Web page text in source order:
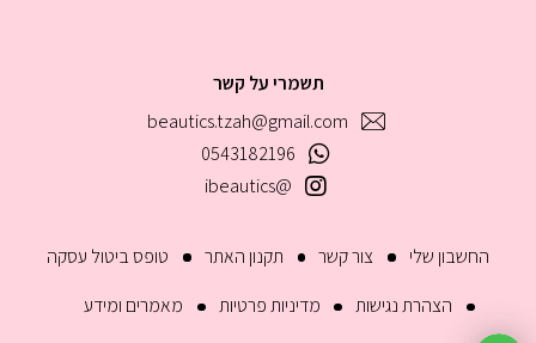
החשבון שלי צור קשר תקנון האתר
טופס ביטול עסקה
הצהרת נגישות
מדיניות פרטיות מאמרים ומידע
תשמרי על קשר
beautics.tzah@gmail.com
0543182196
@ibeautics